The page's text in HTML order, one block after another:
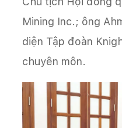
Mining Inc.; ông
diện Tập đoàn
chuyên môn.